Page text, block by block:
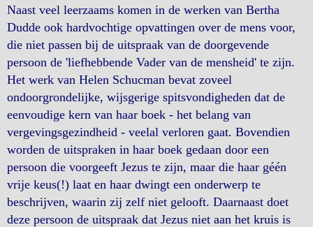
Naast veel leerzaams komen in de werken van Bertha
Dudde ook hardvochtige opvattingen over de mens voor,
die niet passen bij de uitspraak van de doorgevende
persoon de 'liefhebbende Vader van de mensheid' te zijn.
Het werk van Helen Schucman bevat zoveel
ondoorgrondelijke, wijsgerige spitsvondigheden dat de
eenvoudige kern van haar boek - het belang van
vergevingsgezindheid - veelal verloren gaat. Bovendien
worden de uitspraken in haar boek gedaan door een
persoon die voorgeeft Jezus te zijn, maar die haar géén
vrije keus(!) laat en haar dwingt een onderwerp te
beschrijven, waarin zij zelf niet gelooft. Daarnaast doet
deze persoon de uitspraak dat Jezus niet aan het kruis is